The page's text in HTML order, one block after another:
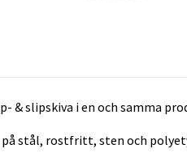
& slipskiva i en och samma
på stål, rostfritt, sten och